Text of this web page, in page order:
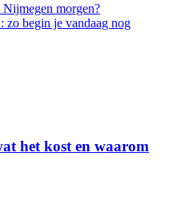
morgen?
zo begin je vandaag nog
het kost en waarom